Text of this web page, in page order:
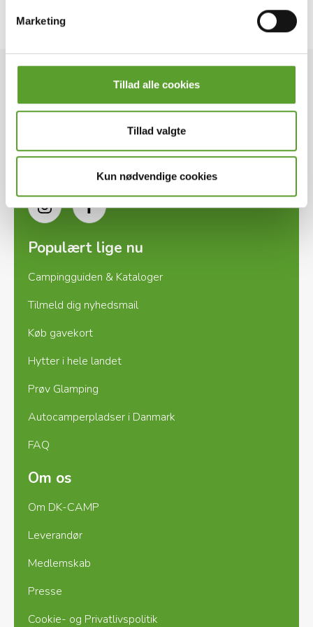
Marketing
Tillad alle cookies
Tillad valgte
Kun nødvendige cookies
Nordskoven Strand Camping
DK-CAMPs kontor
Ladegårdsvej 2, DK-7100 Vejle
info@dk-camp.dk
InstagramFacebook
Populært lige nu
Campingguiden & Kataloger
Tilmeld dig nyhedsmail
Køb gavekort
Hytter i hele landet
Prøv Glamping
Autocamperpladser i Danmark
FAQ
Om os
Om DK-CAMP
Leverandør
Medlemskab
Presse
Cookie- og Privatlivspolitik